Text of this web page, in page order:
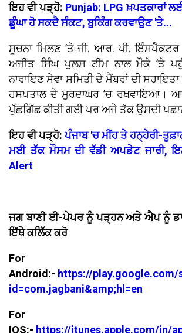
ਇਹ ਵੀ ਪੜ੍ਹੋ: Punjab: LPG ਖ਼ਪਤਕਾਰਾਂ
ਡੂੰਘਾ ਹੋ ਸਕਦੈ ਸੰਕਟ, ਬੁਕਿੰਗ ਕਰਵਾਉਣ 'ਤੇ...
ਸੂਚਨਾ ਮਿਲਣ ’ਤੇ ਜੀ. ਆਰ. ਪੀ.
ਅਜੀਤ ਸਿੰਘ ਪੁਲਸ ਟੀਮ ਨਾਲ ਮੌਕੇ ’ਤੇ
ਨਾਰਾਇਣ ਸੇਵਾ ਸਮਿਤੀ ਦੇ ਮੈਂਬਰਾਂ ਦੀ
ਹਸਪਤਾਲ ਦੇ ਮੁਰਦਾਘਰ ’ਚ ਰਖਵਾਇਆ।
ਪੁੱਛਗਿੱਛ ਕੀਤੀ ਗਈ ਪਰ ਅਜੇ ਤੱਕ ਉਸਦੀ
ਇਹ ਵੀ ਪੜ੍ਹੋ:ਪੰਜਾਬ 'ਚ ਮੀਂਹ ਤੇ ਹਨ੍ਹੇਰੀ-
ਮਈ ਤੱਕ ਮੌਸਮ ਦੀ ਵੱਡੀ ਅਪਡੇਟ ਜਾਰੀ,
Alert
ਜਗ ਬਾਣੀ ਈ-ਪੇਪਰ ਨੂੰ ਪੜ੍ਹਨ ਅਤੇ ਐਪ ਨੂੰ
ਇੱਥੇ ਕਲਿੱਕ ਕਰੋ
For
Android:- https://
id=com.jagbani&amp;hl=en
For
IOS:- https://itunes.apple.com/in/